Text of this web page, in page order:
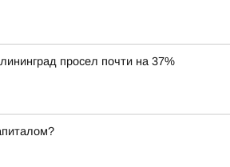
просел почти на 37%